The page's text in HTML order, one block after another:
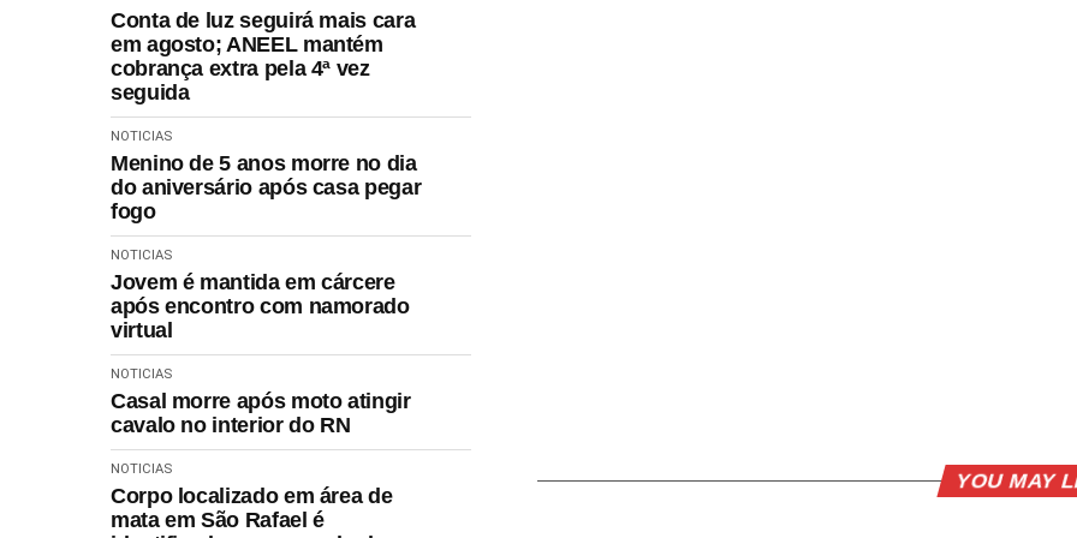
Conta de luz seguirá mais cara
em agosto; ANEEL mantém
cobrança extra pela 4ª vez
seguida
NOTICIAS
Menino de 5 anos morre no dia
do aniversário após casa pegar
fogo
NOTICIAS
Jovem é mantida em cárcere
após encontro com namorado
virtual
NOTICIAS
Casal morre após moto atingir
cavalo no interior do RN
NOTICIAS
Corpo localizado em área de
mata em São Rafael é
YOU MAY